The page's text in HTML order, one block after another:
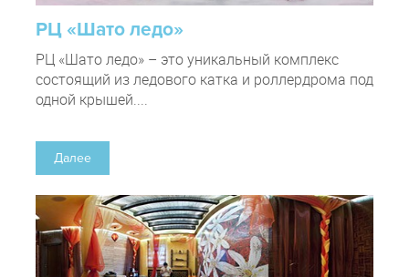
РЦ «Шато ледо»
РЦ «Шато ледо» – это уникальный комплекс
состоящий из ледового катка и роллердрома под
одной крышей....
Далее